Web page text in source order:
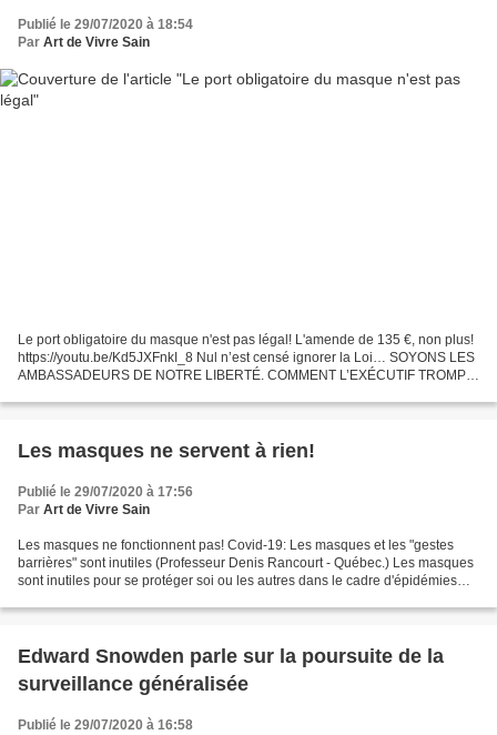
Publié le 29/07/2020 à 18:54
Par Art de Vivre Sain
Le port obligatoire du masque n'est pas légal! L'amende de 135 €, non plus!
https://youtu.be/Kd5JXFnkI_8 Nul n’est censé ignorer la Loi… SOYONS LES
AMBASSADEURS DE NOTRE LIBERTÉ. COMMENT L’EXÉCUTIF TROMPE
Les masques ne servent à rien!
Publié le 29/07/2020 à 17:56
Par Art de Vivre Sain
Les masques ne fonctionnent pas! Covid-19: Les masques et les "gestes
barrières" sont inutiles (Professeur Denis Rancourt - Québec.) Les masques
sont inutiles pour se protéger soi ou les autres dans le cadre d'épidémies
Edward Snowden parle sur la poursuite de la
surveillance généralisée
Publié le 29/07/2020 à 16:58